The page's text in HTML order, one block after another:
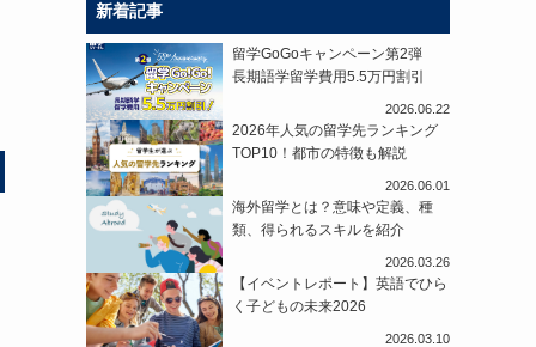
新着記事
留学GoGoキャンペーン第2弾
長期語学留学費用5.5万円割引
2026.06.22
2026年人気の留学先ランキング
TOP10！都市の特徴も解説
2026.06.01
海外留学とは？意味や定義、種
類、得られるスキルを紹介
2026.03.26
【イベントレポート】英語でひら
く子どもの未来2026
2026.03.10